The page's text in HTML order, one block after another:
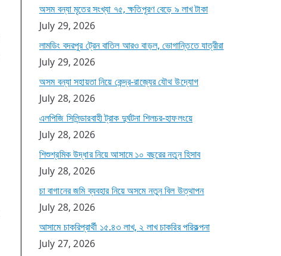
অসম বন্যা মৃতের সংখ্যা ৭৫, ক্ষতিপূরণ বেড়ে ৯ লাখ টাকা
July 29, 2026
লামডিং বদরপুর ট্রেন বাতিল আরও বাড়ল, ভোগান্তিতে যাত্রীরা
July 29, 2026
অসম বন্যা সহায়তা নিয়ে কেন্দ্র-রাজ্যের যৌথ উদ্যোগ
July 28, 2026
এলপিজি সিলিন্ডারবাহী ট্রাক দুর্ঘটনা শিলচর-হাফলংয়ে
July 28, 2026
শিশুশ্রমিক উদ্ধার নিয়ে আসামে ১০ বছরের নতুন হিসাব
July 28, 2026
চা বাগানের জমি ব্যবহার নিয়ে অসমে নতুন বিল উত্থাপন
July 28, 2026
আসামে চাকরিপ্রার্থী ১৫.৪৩ লাখ, ২ লাখ চাকরির পরিকল্পনা
July 27, 2026